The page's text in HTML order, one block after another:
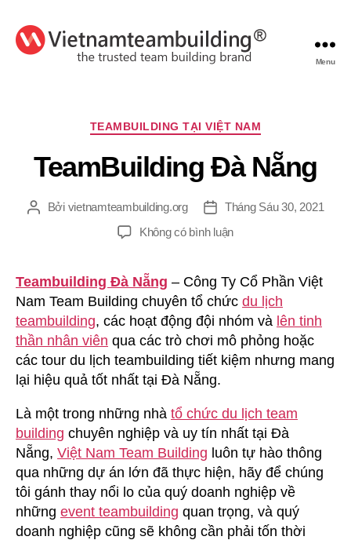
Menu
Chuyên
TEAMBUILDING TẠI VIỆT NAM
TeamBuilding Đà Nẵng
TácBởi vietnamteambuilding.org
Ngày
đăng
Tháng Sáu 30, 2021
Không có bình luậnở
Nẵng
Teambuilding Đà Nẵng – Công Ty Cổ Phần Việt
Nam Team Building chuyên tổ chức du lịch
teambuilding, các hoạt động đội nhóm và lên tinh
thần nhân viên qua các trò chơi mô phỏng hoặc
các tour du lịch teambuilding tiết kiệm nhưng mang
lại hiệu quả tốt nhất tại Đà Nẵng.
Là một trong những nhà tổ chức du lịch team
building chuyên nghiệp và uy tín nhất tại Đà
Nẵng, Việt Nam Team Building luôn tự hào thông
qua những dự án lớn đã thực hiện, hãy để chúng
tôi gánh thay nổi lo của quý doanh nghiệp về
những event teambuilding quan trọng, và quý
doanh nghiệp cũng sẽ không cần phải tốn thời